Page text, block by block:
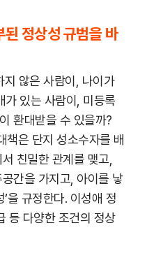
정상성 규범을 바
않은 사람이, 나이가
가 있는 사람이, 미등록
환대받을 수 있을까?
책은 단지 성소수자를 배
친밀한 관계를 맺고,
간을 가지고, 아이를 낳
을 규정한다. 이성애 정
등 다양한 조건의 정상